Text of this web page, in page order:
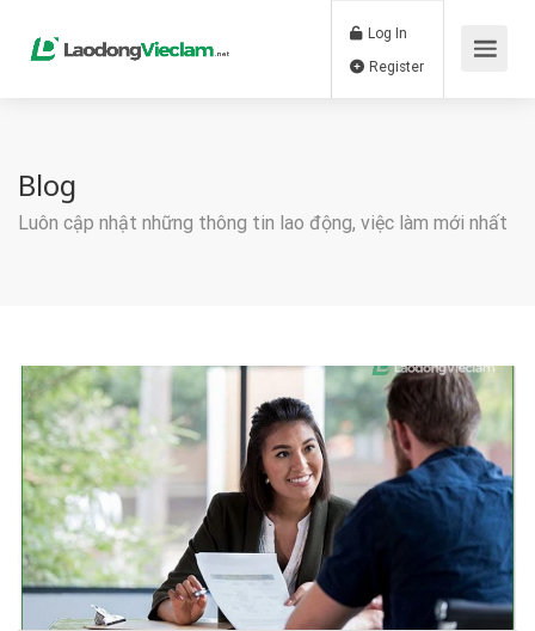
Log In
Blog
Luôn cập nhật những thông tin lao động, việc làm mới nhất